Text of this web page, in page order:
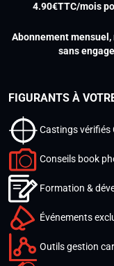
4.90€TTC/mois
Abonnement
sans
FIGURANTS À
Castings vérifiés
Conseils book
Formation &
Événements
Outils gestion